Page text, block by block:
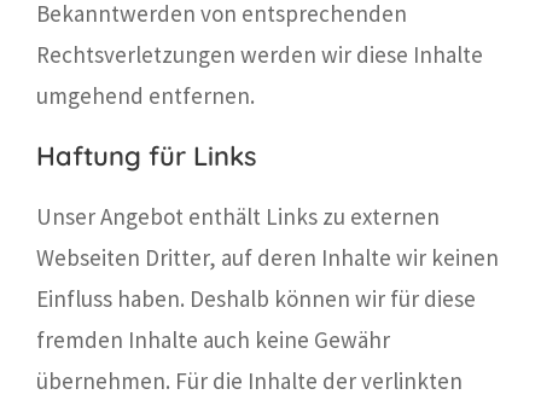
Bekanntwerden von entsprechenden
Rechtsverletzungen werden wir diese Inhalte
umgehend entfernen.
Haftung für Links
Unser Angebot enthält Links zu externen
Webseiten Dritter, auf deren Inhalte wir keinen
Einfluss haben. Deshalb können wir für diese
fremden Inhalte auch keine Gewähr
übernehmen. Für die Inhalte der verlinkten